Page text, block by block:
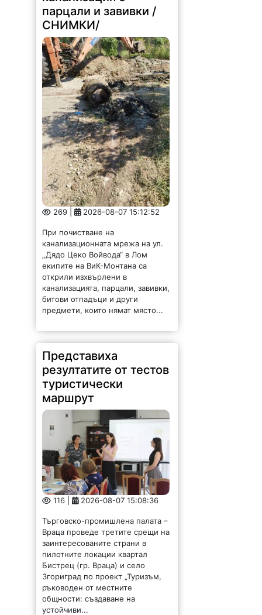
парцали и завивки /
СНИМКИ/
269 | 2026-08-07 15:12:52
При почистване на
канализационната мрежа на ул.
„Дядо Цеко Войвода“ в Лом
екипите на ВиК-Монтана са
открили изхвърлени в
канализацията, парцали, завивки,
битови отпадъци и други
предмети, които нямат място...
Представиха
резултатите от тестов
туристически
маршрут
116 | 2026-08-07 15:08:36
Търговско-промишлена палата –
Враца проведе третите срещи на
заинтересованите страни в
пилотните локации квартал
Бистрец (гр. Враца) и село
Згориград по проект „Туризъм,
ръководен от местните
общности: създаване на
устойчиви...